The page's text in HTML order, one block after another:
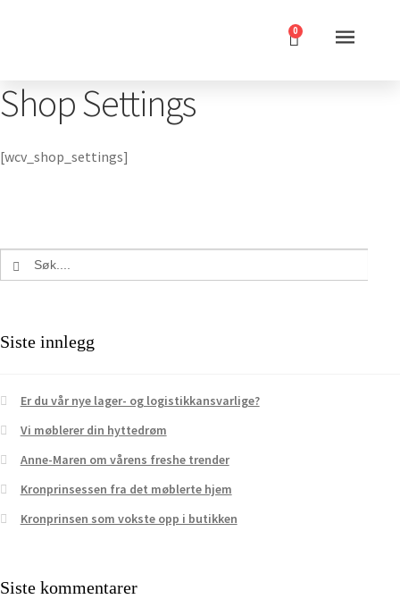
0
Shop Settings
[wcv_shop_settings]
Search
for:
Button
Siste innlegg
Er du vår nye lager- og logistikkansvarlige?
Vi møblerer din hyttedrøm
Anne-Maren om vårens freshe trender
Kronprinsessen fra det møblerte hjem
Kronprinsen som vokste opp i butikken
Siste kommentarer